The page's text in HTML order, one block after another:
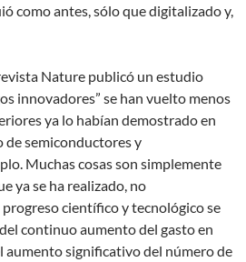
como antes, sólo que digitalizado y,
Nature publicó un estudio
innovadores” se han vuelto menos
ya lo habían demostrado en
de semiconductores y
Muchas cosas son simplemente
ya se ha realizado, no
progreso científico y tecnológico se
continuo aumento del gasto en
aumento significativo del número de